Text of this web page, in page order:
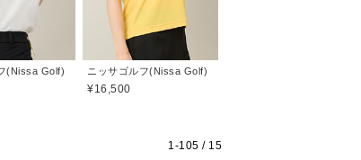
(Nissa Golf) ニッサゴルフ(Nissa Golf)
¥16,500
1-105 / 15